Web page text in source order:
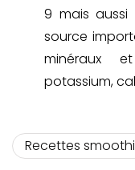
9 mais aussi
source
minéraux
potassium,
Recettes